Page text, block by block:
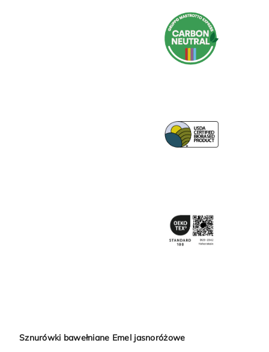
Sznurówki bawełniane Emel jasnoróżowe